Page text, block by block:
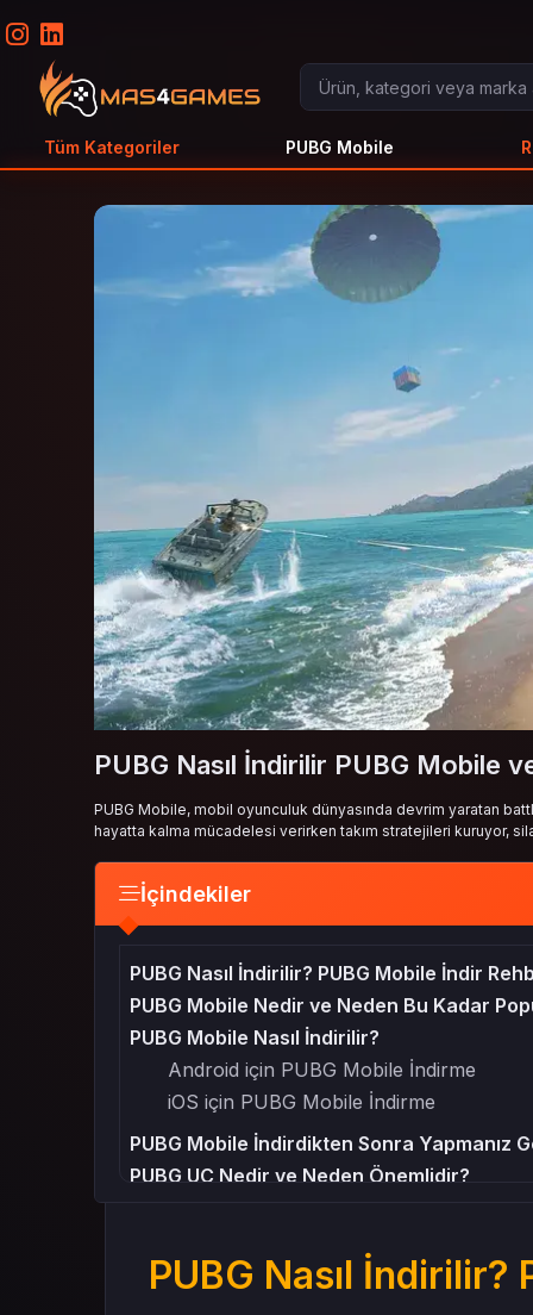
Tüm Kategoriler PUBG Mobile
PUBG Nasıl İndirilir PUBG Mobile
PUBG Mobile, mobil oyunculuk dünyasında devrim yaratan
hayatta kalma mücadelesi verirken takım stratejileri kuruyor,
İçindekiler
PUBG Nasıl İndirilir? PUBG Mobile İndir
PUBG Mobile Nedir ve Neden Bu Kadar
PUBG Mobile Nasıl İndirilir?
Android için PUBG Mobile İndirme
iOS için PUBG Mobile İndirme
PUBG Mobile İndirdikten Sonra Yapmanız
PUBG UC Nedir ve Neden Önemlidir?
PUBG UC Yükleme ve Oyun Deneyimini
PUBG Nasıl